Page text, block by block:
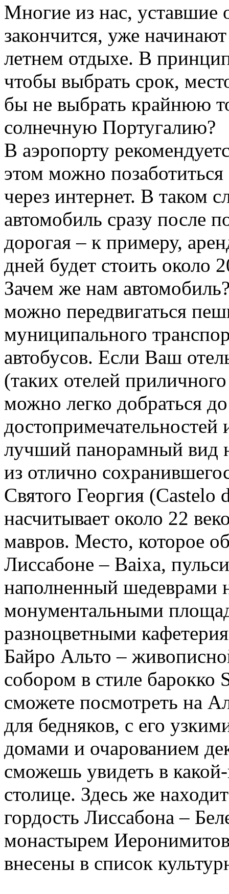
Многие из нас, уставшие
закончится, уже
летнем отдыхе. В
чтобы выбрать срок,
бы не выбрать крайнюю
солнечную Португалию?
В аэропорту
этом можно позаботиться
через интернет. В таком
автомобиль сразу после
дорогая – к примеру,
дней будет стоить около
Зачем же нам
можно передвигаться
муниципального
автобусов. Если Ваш
(таких отелей
можно легко добраться
лучший панорамный вид
из отлично
Святого Георгия (Castelo
насчитывает около 22
мавров. Место, которое
Лиссабоне – Baixa,
наполненный шедеврами
монументальными
разноцветными
Байро Альто –
собором в стиле барокко
сможете посмотреть на
для бедняков, с его
домами и очарованием
сможешь увидеть в
столице. Здесь же
гордость Лиссабона –
монастырем
внесены в список